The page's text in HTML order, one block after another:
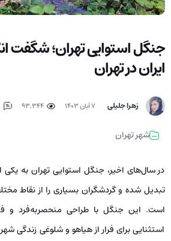
جنگل استوایی تهران؛ شگفت
ایران در تهران
زهرا جلیلی ۷ آبان ۱۴۰۳ 93,344
شهر تهران
در سال‌های اخیر، جنگل استوایی تهران به
تبدیل شده و گردشگران بسیاری را از نقاط
است. این جنگل با طراحی منحصربه‌فرد و
استثنایی برای فرار از هیاهو و شلوغی زندگی